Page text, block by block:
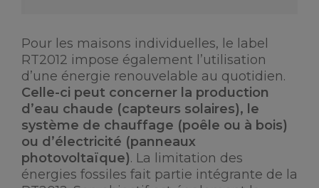
Pour les maisons individuelles, le label
RT2012 impose également l’utilisation
d’une énergie renouvelable au quotidien.
Celle-ci peut concerner la production
d’eau chaude (capteurs solaires), le
système de chauffage (poêle ou à bois)
ou d’électricité (panneaux
photovoltaïque). La limitation des
énergies fossiles fait partie intégrante de la